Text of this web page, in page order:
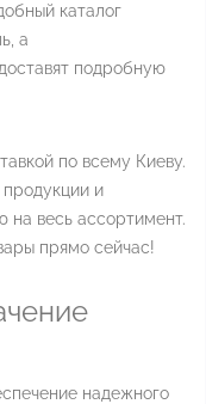
каталог
а
подробную
по всему Киеву.
продукции и
на весь ассортимент.
прямо сейчас!
надежного